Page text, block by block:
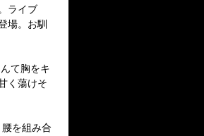
ライブ
場。お馴
て胸をキ
く蕩けそ
を組み合